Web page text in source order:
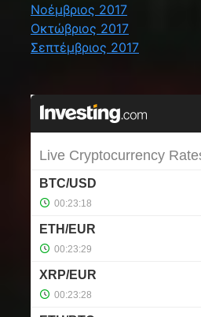
Νοέμβριος 2017
Οκτώβριος 2017
Σεπτέμβριος 2017